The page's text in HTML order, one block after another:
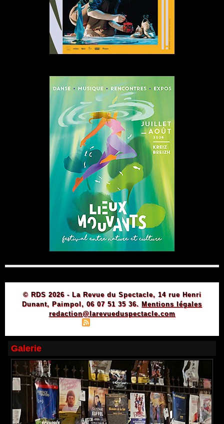
© RDS 2026 - La Revue du Spectacle, 14 rue Henri
Dunant, Paimpol, 06 07 51 35 36. Mentions légales
redaction@larevueduspectacle.com
Galerie